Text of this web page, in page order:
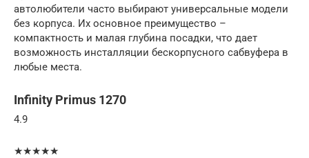
автолюбители часто выбирают универсальные модели
без корпуса. Их основное преимущество –
компактность и малая глубина посадки, что дает
возможность инсталляции бескорпусного сабвуфера в
любые места.
Infinity Primus 1270
4.9
★★★★★